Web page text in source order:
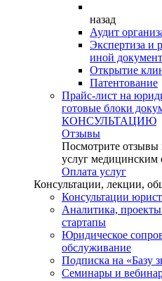
назад
Аудит
Экспертиза и
иной
Открытие
Патентование
Прайс-лист на
готовые блоки
КОНСУЛЬТАЦИЮ
Отзывы
Посмотрите
услуг медицинским
Оплата услуг
Консультации, лекции,
Консультации
Аналитика,
стартапы
Юридическое
обслуживание
Подписка на «Базу
Семинары и